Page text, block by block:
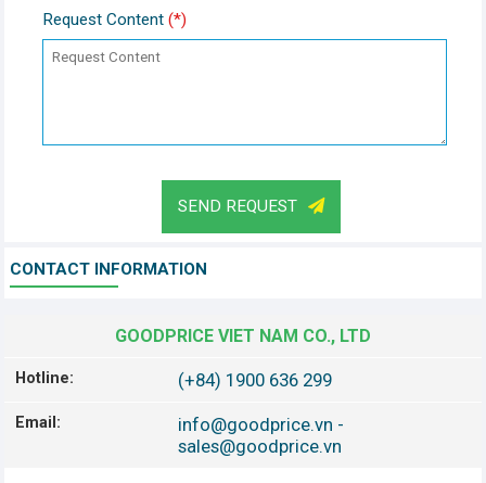
Request Content (*)
SEND REQUEST
CONTACT INFORMATION
GOODPRICE VIET NAM CO., LTD
Hotline: (+84) 1900 636 299
Email: info@goodprice.vn -
sales@goodprice.vn